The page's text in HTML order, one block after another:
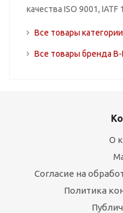
качества ISO 9001, IATF
Все товары категории
Все товары бренда B-
О
Согласие на
Политика